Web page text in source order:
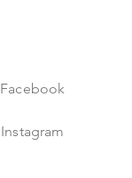
Facebook
Instagram